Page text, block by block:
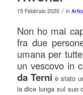
15 Febbraio 2020 / in
Non ho mai
fra due
umana per
un vescovo in
da Terni è stato
la dice lunga sul suo